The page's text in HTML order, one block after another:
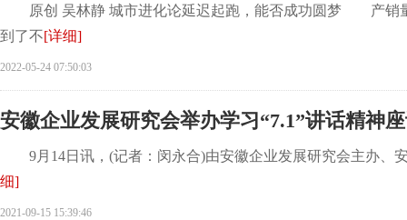
原创 吴林静 城市进化论延迟起跑，能否成功圆梦 产销量
到了不[详细]
2022-05-24 07:50:03
安徽企业发展研究会举办学习“7.1”讲话精神
9月14日讯，(记者：闵永合)由安徽企业发展研究会主办、安
细]
2021-09-15 15:39:46